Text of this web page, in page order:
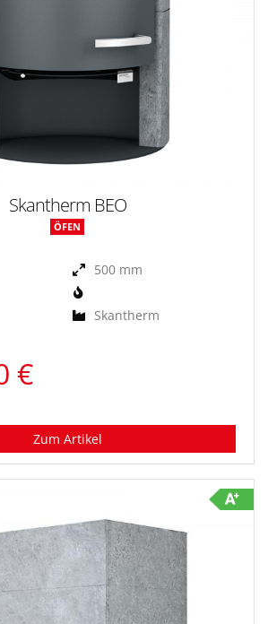
Skantherm BEO
ÖFEN
500 mm
Skantherm
€
Zum Artikel